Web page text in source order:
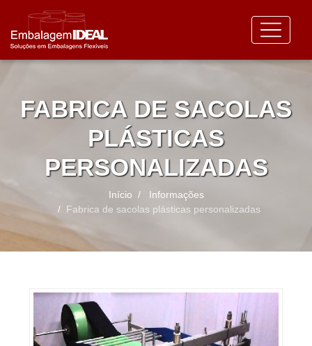
FABRICA DE SACOLAS
PLÁSTICAS
PERSONALIZADAS
Início
Informações
Fabrica de sacolas plásticas personalizadas